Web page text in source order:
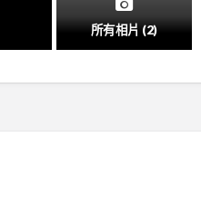
所有相片 (2)